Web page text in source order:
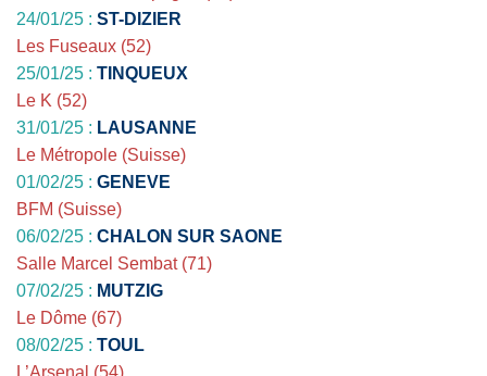
24/01/25 : ST-DIZIER
Les Fuseaux (52)
25/01/25 : TINQUEUX
Le K (52)
31/01/25 : LAUSANNE
Le Métropole (Suisse)
01/02/25 : GENEVE
BFM (Suisse)
06/02/25 : CHALON SUR SAONE
Salle Marcel Sembat (71)
07/02/25 : MUTZIG
Le Dôme (67)
08/02/25 : TOUL
L’Arsenal (54)